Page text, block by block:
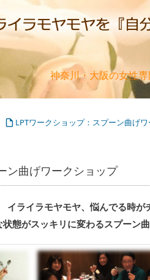
神奈川・大阪の女性
 LPTワークショップ：スプーン曲げ
ン曲げワークショップ
イライラモヤモヤ、悩んでる時が
状態がスッキリに変わるスプーン